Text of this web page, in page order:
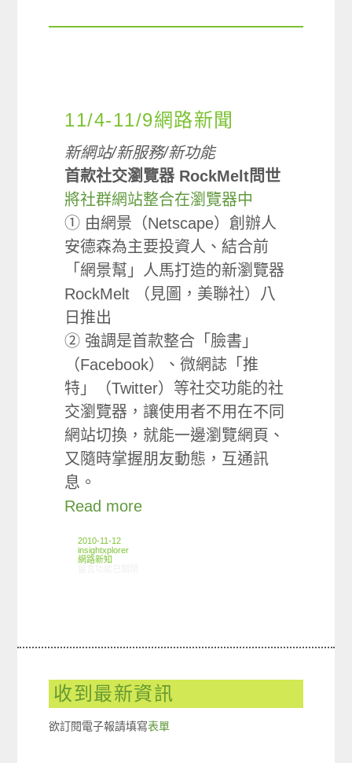
11/4-11/9網路新聞
新網站/新服務/新功能
首款社交瀏覽器 RockMelt問世
將社群網站整合在瀏覽器中
① 由網景（Netscape）創辦人
安德森為主要投資人、結合前
「網景幫」人馬打造的新瀏覽器
RockMelt （見圖，美聯社）八
日推出
② 強調是首款整合「臉書」
（Facebook）、微網誌「推
特」（Twitter）等社交功能的社
交瀏覽器，讓使用者不用在不同
網站切換，就能一邊瀏覽網頁、
又隨時掌握朋友動態，互通訊
息。
Read more
2010-11-12
insightxplorer
網路新知
收到最新資訊
欲訂閱電子報請填寫表單